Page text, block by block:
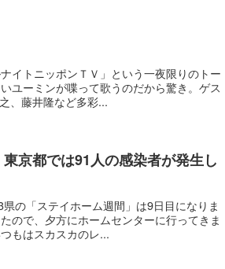
イトニッポンＴＶ」という一夜限りのトー
ユーミンが喋って歌うのだから驚き。ゲス
、藤井隆など多彩...
京都では91人の感染者が発生し
の「ステイホーム週間」は9日目になりま
ので、夕方にホームセンターに行ってきま
もはスカスカのレ...